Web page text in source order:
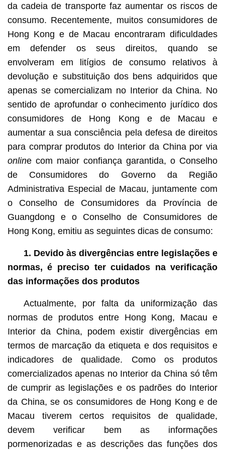
da cadeia de transporte faz aumentar os riscos de
consumo. Recentemente, muitos consumidores de
Hong Kong e de Macau encontraram dificuldades
em defender os seus direitos, quando se
envolveram em litígios de consumo relativos à
devolução e substituição dos bens adquiridos que
apenas se comercializam no Interior da China. No
sentido de aprofundar o conhecimento jurídico dos
consumidores de Hong Kong e de Macau e
aumentar a sua consciência pela defesa de direitos
para comprar produtos do Interior da China por via
online com maior confiança garantida, o Conselho
de Consumidores do Governo da Região
Administrativa Especial de Macau, juntamente com
o Conselho de Consumidores da Província de
Guangdong e o Conselho de Consumidores de
Hong Kong, emitiu as seguintes dicas de consumo:
1. Devido às divergências entre legislações e
normas, é preciso ter cuidados na verificação
das informações dos produtos
Actualmente, por falta da uniformização das
normas de produtos entre Hong Kong, Macau e
Interior da China, podem existir divergências em
termos de marcação da etiqueta e dos requisitos e
indicadores de qualidade. Como os produtos
comercializados apenas no Interior da China só têm
de cumprir as legislações e os padrões do Interior
da China, se os consumidores de Hong Kong e de
Macau tiverem certos requisitos de qualidade,
devem verificar bem as informações
pormenorizadas e as descrições das funções dos